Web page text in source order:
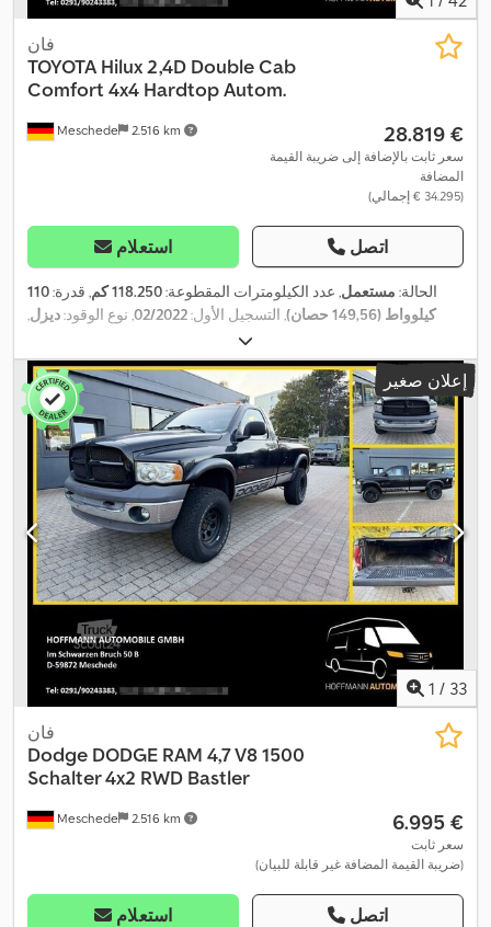
Meschede 2.516 km
فان
TOYOTA Hilux 2,4D Double Cab
Comfort 4x4 Hardtop Autom.
‏28.819 €
سعر ثابت بالإضافة إلى ضريبة القيمة
المضافة
(‏34.295 € إجمالي)
استعلام اتصل
الحالة: مستعمل, عدد الكيلومترات المقطوعة:118.250 كم , قدرة:110
كيلوواط (149,56 حصان)
, التسجيل الأول:02/2022 , نوع الوقود:ديزل
الوزن الإجمالي:
نوع التروس:تلقائي, فئة الانبعاثات:يورو 6 , عدد المقاعد:5, الطول الكلي:
5.350 مم
, العرض الكلي:1.855 مم , الارتفاع الكلي:1.815 مم
, سنة الصنع:
2022, معدات:برنامج الثبات الإلكتروني (ESP), تكييف الهواء, دفع رباعي,
سخان التدفئة أثناء التوقف, قفل مركزي, مرشح السخام, نظام الفرامل
المانعة للانغلاق (ABS), نظام الملاحة,
إعلان صغير
1 / 33
Meschede 2.516 km
فان
Dodge DODGE RAM 4,7 V8 1500
Schalter 4x2 RWD Bastler
‏6.995 €
سعر ثابت
(ضريبة القيمة المضافة غير قابلة للبيان)
استعلام اتصل